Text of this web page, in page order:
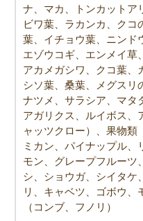
ナ、マカ、トンカットア
ビワ葉、ラカンカ、クコ
葉、イチョウ葉、ニンド
エゾウコギ、エンメイ草
アカメガシワ、クコ葉、
シソ葉、桑葉、メグスリ
ナツメ、サラシア、マタ
アガリクス、ルイボス、
ャッツクロー）、果物類
ミカン、パイナップル、
モン、グレープフルーツ
シ、ショウガ、シイタケ
リ、キャベツ、ゴボウ
（コンブ、フノリ）